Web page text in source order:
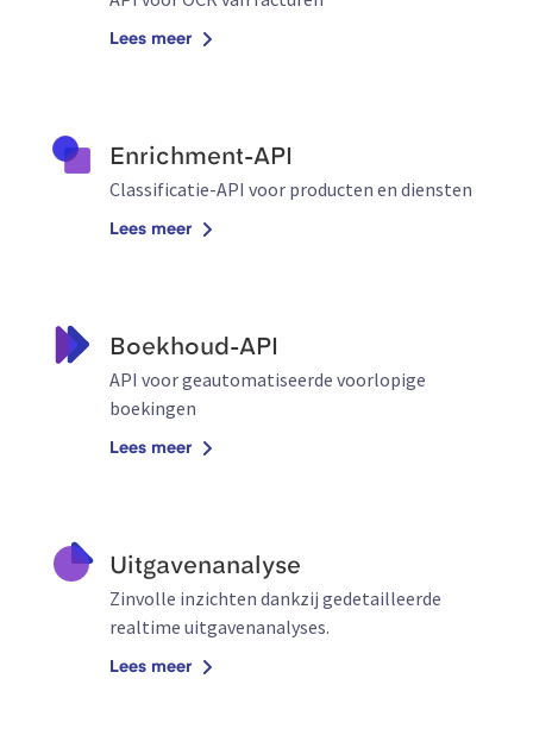
Lees meer
Enrichment-API
Classificatie-API voor producten en diensten
Lees meer
Boekhoud-API
API voor geautomatiseerde voorlopige
boekingen
Lees meer
Uitgavenanalyse
Zinvolle inzichten dankzij gedetailleerde
realtime uitgavenanalyses.
Lees meer